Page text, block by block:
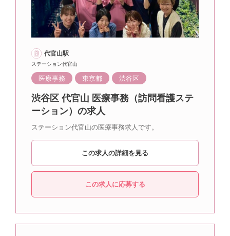
代官山駅
ステーション代官山
医療事務 東京都 渋谷区
渋谷区 代官山 医療事務（訪問看護ステ
ーション）の求人
ステーション代官山の医療事務求人です。
この求人の詳細を見る
この求人に応募する